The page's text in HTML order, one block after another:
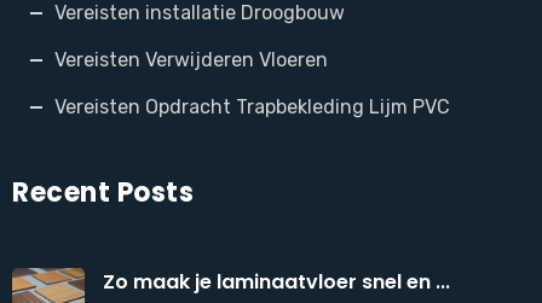
Vereisten installatie Droogbouw
Vereisten Verwijderen Vloeren
Vereisten Opdracht Trapbekleding Lijm PVC
Recent Posts
Zo maak je laminaatvloer snel en ...